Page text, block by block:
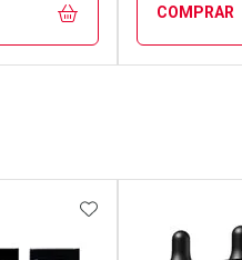
COMPRAR
ADICIONAR AOS